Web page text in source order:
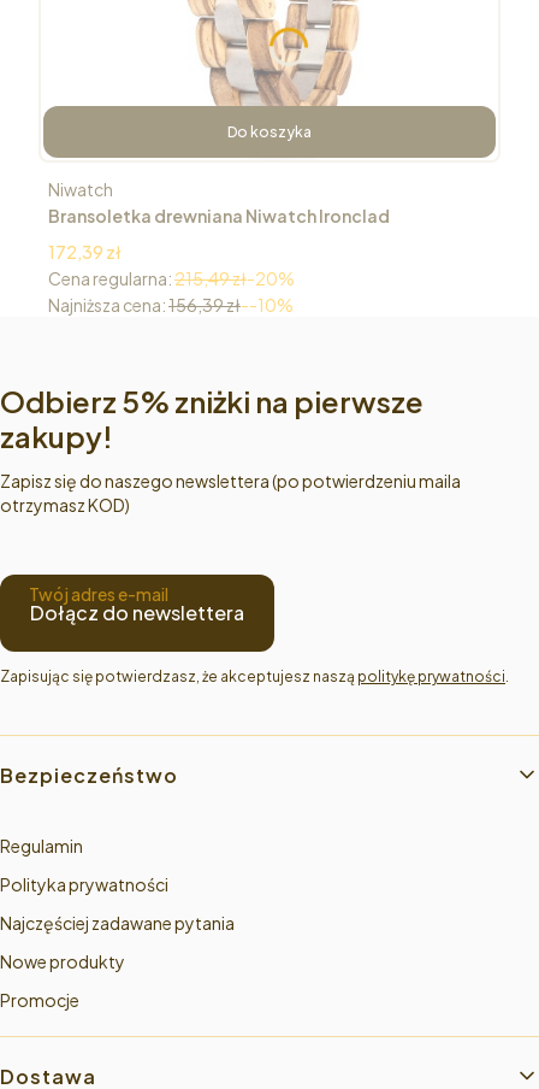
Do koszyka
Bransoletka drewniana Niwatch Ironclad
Producent
Niwatch
Cena promocyjna
172,39 zł
Cena regularna:215,49 zł-20%
Najniższa cena:156,39 zł--10%
Odbierz 5% zniżki na pierwsze
zakupy!
Zapisz się do naszego newslettera (po potwierdzeniu maila
otrzymasz KOD)
Twój adres e-mail
Dołącz do newslettera
Zapisując się potwierdzasz, że akceptujesz naszą politykę prywatności
Linki w stopce
Bezpieczeństwo
Regulamin
Polityka prywatności
Najczęściej zadawane pytania
Nowe produkty
Promocje
Dostawa